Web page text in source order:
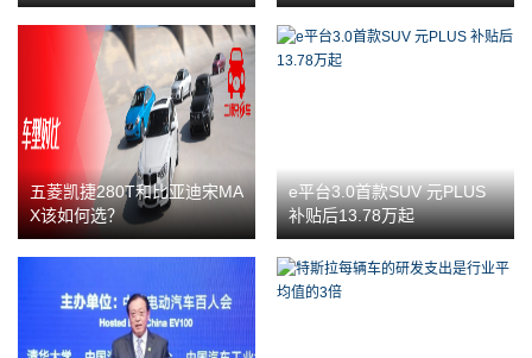
五菱凯捷280T和比亚迪宋MA
X该如何选？
e平台3.0首款SUV 元PLUS
补贴后13.78万起